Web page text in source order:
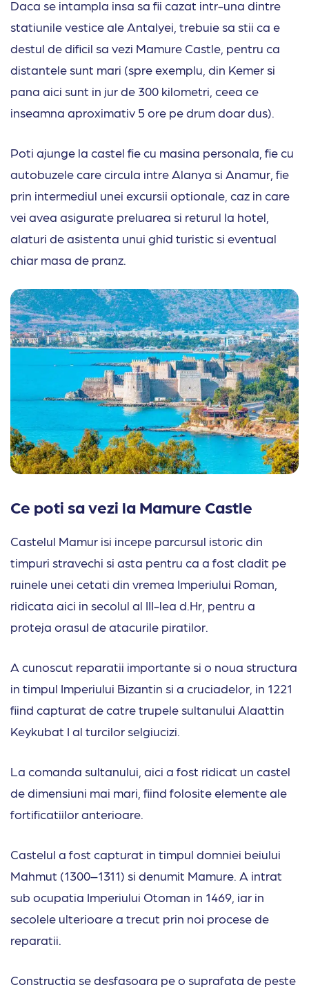
Daca se intampla insa sa fii cazat intr-una dintre
statiunile vestice ale Antalyei, trebuie sa stii ca e
destul de dificil sa vezi Mamure Castle, pentru ca
distantele sunt mari (spre exemplu, din Kemer si
pana aici sunt in jur de 300 kilometri, ceea ce
inseamna aproximativ 5 ore pe drum doar dus).
Poti ajunge la castel fie cu masina personala, fie cu
autobuzele care circula intre Alanya si Anamur, fie
prin intermediul unei excursii optionale, caz in care
vei avea asigurate preluarea si returul la hotel,
alaturi de asistenta unui ghid turistic si eventual
chiar masa de pranz.
Ce poti sa vezi la Mamure Castle
Castelul Mamur isi incepe parcursul istoric din
timpuri stravechi si asta pentru ca a fost cladit pe
ruinele unei cetati din vremea Imperiului Roman,
ridicata aici in secolul al III-lea d.Hr, pentru a
proteja orasul de atacurile piratilor.
A cunoscut reparatii importante si o noua structura
in timpul Imperiului Bizantin si a cruciadelor, in 1221
fiind capturat de catre trupele sultanului Alaattin
Keykubat I al turcilor selgiucizi.
La comanda sultanului, aici a fost ridicat un castel
de dimensiuni mai mari, fiind folosite elemente ale
fortificatiilor anterioare.
Castelul a fost capturat in timpul domniei beiului
Mahmut (1300–1311) si denumit Mamure. A intrat
sub ocupatia Imperiului Otoman in 1469, iar in
secolele ulterioare a trecut prin noi procese de
reparatii.
Constructia se desfasoara pe o suprafata de peste